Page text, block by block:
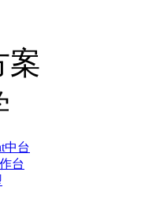
案
中台
台